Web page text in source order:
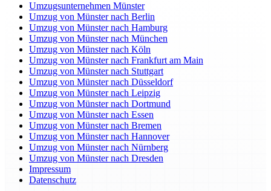
Umzugsunternehmen Münster
Umzug von Münster nach Berlin
Umzug von Münster nach Hamburg
Umzug von Münster nach München
Umzug von Münster nach Köln
Umzug von Münster nach Frankfurt am Main
Umzug von Münster nach Stuttgart
Umzug von Münster nach Düsseldorf
Umzug von Münster nach Leipzig
Umzug von Münster nach Dortmund
Umzug von Münster nach Essen
Umzug von Münster nach Bremen
Umzug von Münster nach Hannover
Umzug von Münster nach Nürnberg
Umzug von Münster nach Dresden
Impressum
Datenschutz